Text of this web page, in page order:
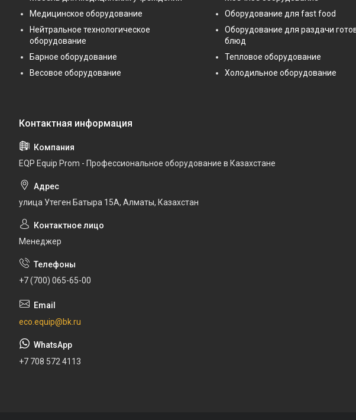
Медицинское оборудование
Нейтральное технологическое
оборудование
Барное оборудование
Весовое оборудование
Оборудование для fast food
Оборудование для раздачи
блюд
Тепловое оборудование
Холодильное оборудование
EQP Equip Prom - Профессиональное оборудование в Казахстане
улица Утеген Батыра 15А, Алматы, Казахстан
Менеджер
+7 (700) 065-65-00
eco.equip@bk.ru
+7 708 572 4113